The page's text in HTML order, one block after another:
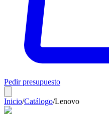
Pedir presupuesto
Inicio/Catálogo/Lenovo